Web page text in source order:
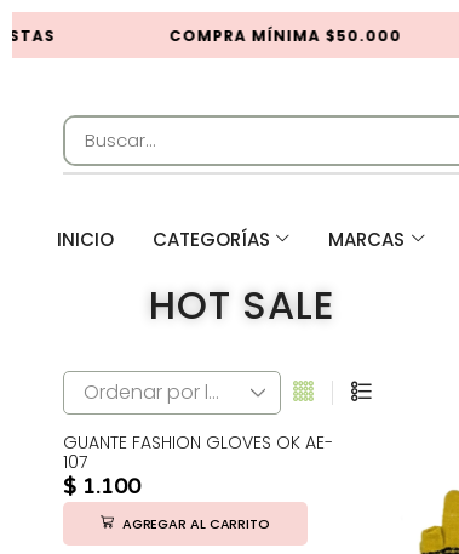
COMPRA MÍNIMA $50.000
INICIO CATEGORÍAS MARCAS
HOT SALE
GUANTE FASHION GLOVES OK AE-
107
$ 1.100
AGREGAR AL CARRITO